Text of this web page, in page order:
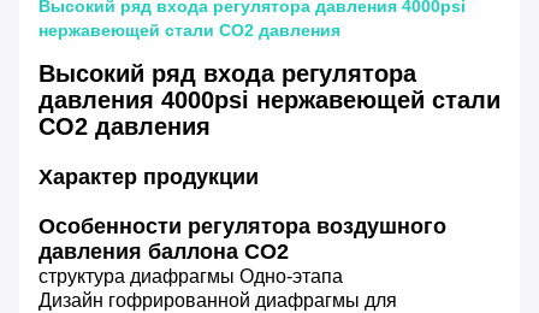
Высокий ряд входа регулятора давления 4000psi
нержавеющей стали СО2 давления
Высокий ряд входа регулятора
давления 4000psi нержавеющей стали
СО2 давления
Характер продукции
Особенности регулятора воздушного
давления баллона СО2
структура диафрагмы Одно-этапа
Дизайн гофрированной диафрагмы для